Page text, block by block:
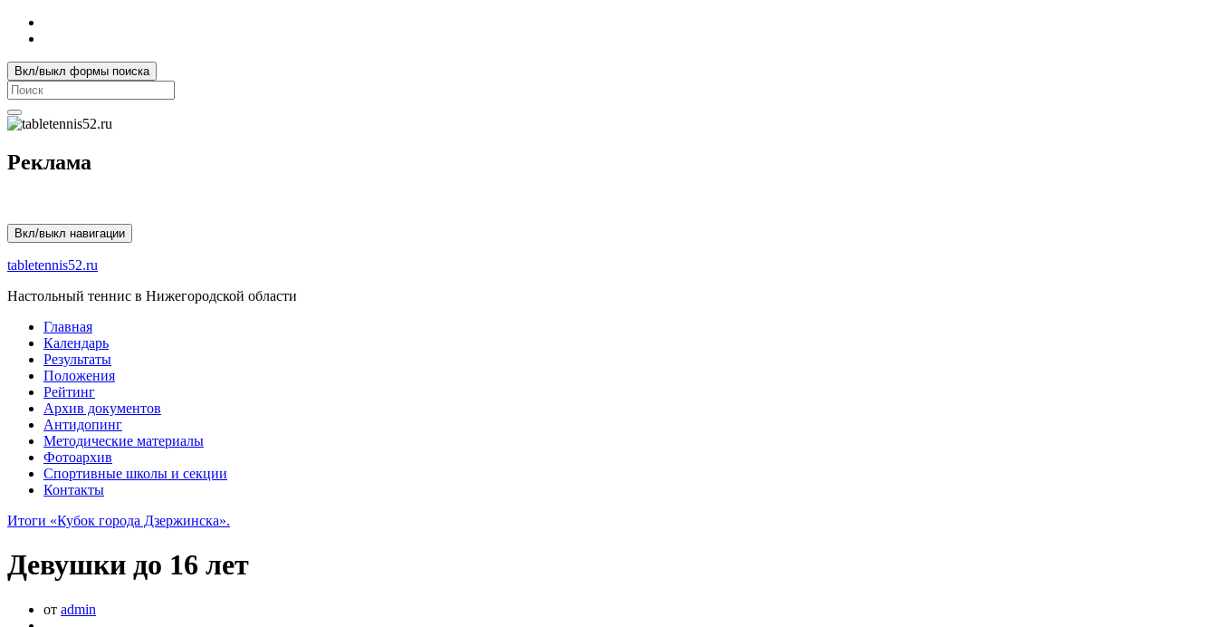
Вкл/выкл формы поиска
Search
for:
Реклама
Вкл/выкл навигации
tabletennis52.ru
Настольный теннис в Нижегородской области
Главная
Календарь
Результаты
Положения
Рейтинг
Архив документов
Антидопинг
Методические материалы
Фотоархив
Спортивные школы и секции
Контакты
Итоги «Кубок города Дзержинска».
Девушки до 16 лет
от admin